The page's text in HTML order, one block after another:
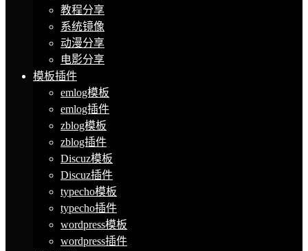
教程分享
系统镜像
动漫分享
电影分享
模板插件
emlog模板
emlog插件
zblog模板
zblog插件
Discuz模板
Discuz插件
typecho模板
typecho插件
wordpress模板
wordpress插件